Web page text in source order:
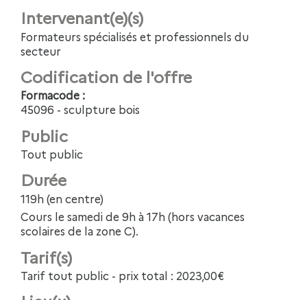
Intervenant(e)(s)
Formateurs spécialisés et professionnels du
secteur
Codification de l'offre
Formacode :
45096 - sculpture bois
Public
Tout public
Durée
119h (en centre)
Cours le samedi de 9h à 17h (hors vacances
scolaires de la zone C).
Tarif(s)
Tarif tout public - prix total : 2023,00€